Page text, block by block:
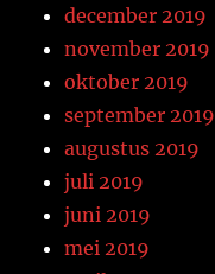
december 2019
november 2019
oktober 2019
september 2019
augustus 2019
juli 2019
juni 2019
mei 2019